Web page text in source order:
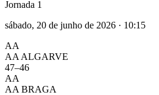
Jornada 1
sábado, 20 de junho de 2026 · 10:15
AA
AA ALGARVE
47–46
AA
AA BRAGA